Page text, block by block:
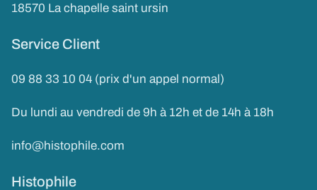
18570 La chapelle saint ursin
Service Client
09 88 33 10 04 (prix d'un appel normal)
Du lundi au vendredi de 9h à 12h et de 14h à 18h
info@histophile.com
Histophile